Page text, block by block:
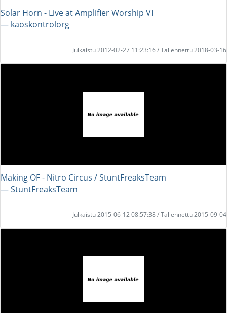
Solar Horn - Live at Amplifier Worship VI
― kaoskontrolorg
Julkaistu 2012-02-27 11:23:16 / Tallennettu 2018-03-16
Making OF - Nitro Circus / StuntFreaksTeam
― StuntFreaksTeam
Julkaistu 2015-06-12 08:57:38 / Tallennettu 2015-09-04